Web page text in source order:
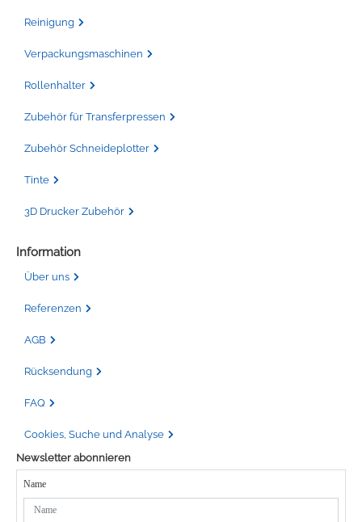
Reinigung
Verpackungsmaschinen
Rollenhalter
Zubehör für Transferpressen
Zubehör Schneideplotter
Tinte
3D Drucker Zubehör
Information
Über uns
Referenzen
AGB
Rücksendung
FAQ
Cookies, Suche und Analyse
Newsletter abonnieren
Name